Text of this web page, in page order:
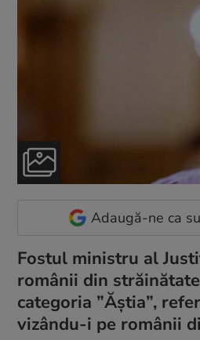
Adaugă-ne ca
Fostul ministru al
românii din
categoria ”Ăștia”,
vizându-i pe românii